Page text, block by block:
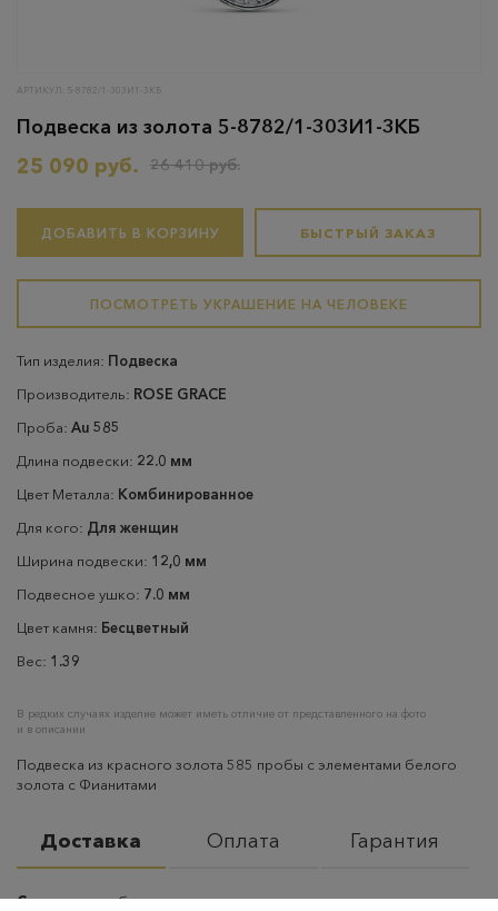
АРТИКУЛ: 5-8782/1-303И1-3КБ
Подвеска из золота 5-8782/1-303И1-3КБ
25 090 руб.
26 410 руб.
ДОБАВИТЬ В КОРЗИНУ БЫСТРЫЙ ЗАКАЗ
ПОСМОТРЕТЬ УКРАШЕНИЕ НА ЧЕЛОВЕКЕ
Тип изделия: Подвеска
Производитель: ROSE GRACE
Проба: Au 585
Длина подвески: 22.0 мм
Цвет Металла: Комбинированное
Для кого: Для женщин
Ширина подвески: 12,0 мм
Подвесное ушко: 7.0 мм
Цвет камня: Бесцветный
Вес: 1.39
В редких случаях изделие может иметь отличие от представленного на фото
и в описании
Подвеска из красного золота 585 пробы с элементами белого
золота с Фианитами
Доставка Оплата Гарантия
Самовывоз– бесплатно